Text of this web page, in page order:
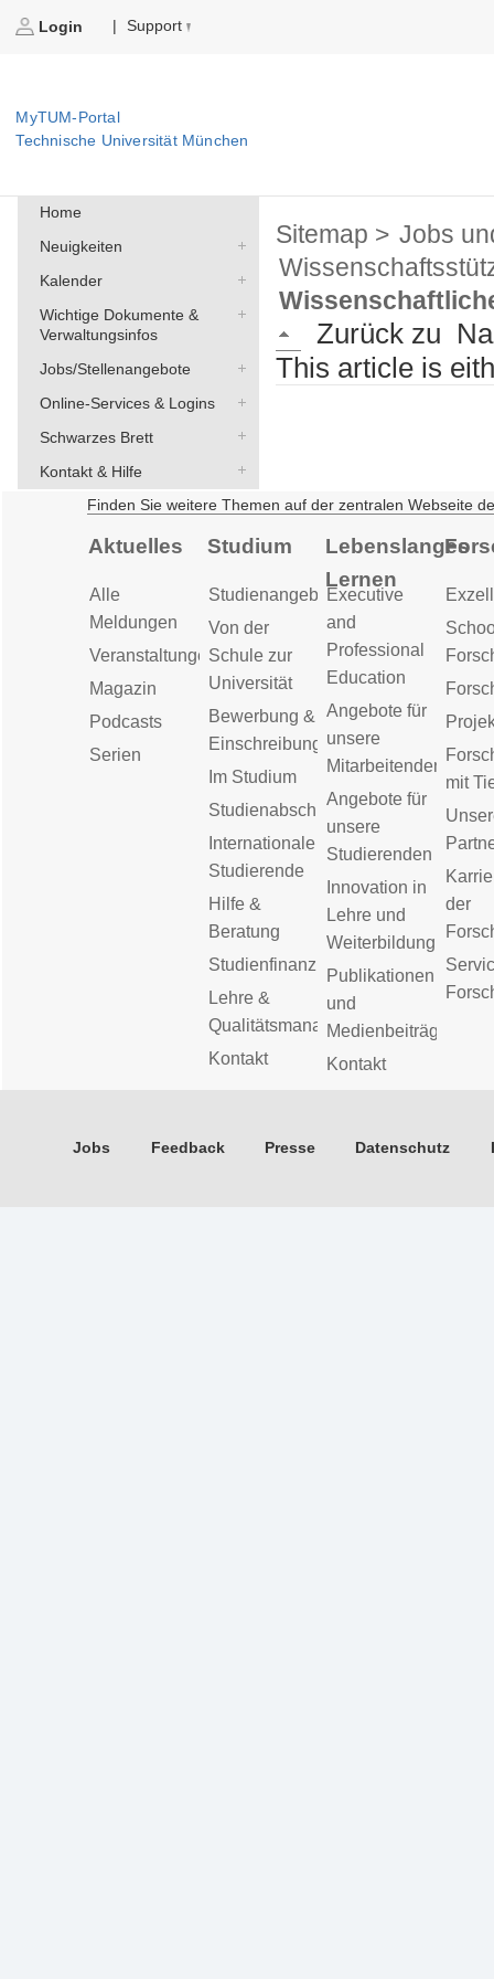
Login | Support
MyTUM-Portal
Technische Universität München
Home
Neuigkeiten
Kalender
Wichtige Dokumente &
Verwaltungsinfos
Jobs/Stellenangebote
Online-Services & Logins
Schwarzes Brett
Kontakt & Hilfe
Sitemap > Jobs
Zurück zu
This article is
Finden Sie weitere Themen auf der zentralen Webseite
Aktuelles
Alle
Meldungen
Veranstaltungen
Magazin
Podcasts
Serien
Studium
Studienangebot
Von der
Schule zur
Universität
Bewerbung &
Einschreibung
Im Studium
Studienabschluss
Internationale
Studierende
Hilfe &
Beratung
Studienfinanzierung
Lehre &
Qualitätsmanagement
Kontakt
Lebenslanges
Lernen
Executive
and
Professional
Education
Angebote für
unsere
Mitarbeitenden
Angebote für
unsere
Studierenden
Innovation in
Lehre und
Weiterbildung
Publikationen
und
Medienbeiträge
Kontakt
mit
der
Jobs Feedback Presse Datenschutz